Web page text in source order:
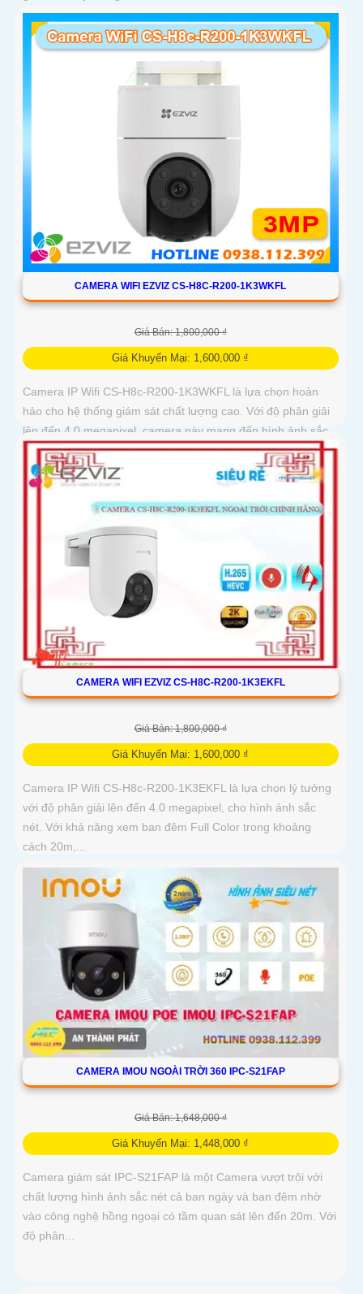
CAMERA WIFI EZVIZ CS-H8C-R200-1K3WKFL
Giá Bán: 1,800,000 ₫
Giá Khuyến Mại: 1,600,000 ₫
Camera IP Wifi CS-H8c-R200-1K3WKFL là lựa chọn hoàn
hảo cho hệ thống giám sát chất lượng cao. Với độ phân giải
lên đến 4.0 megapixel, camera này mang đến hình ảnh sắc
nét
CAMERA WIFI EZVIZ CS-H8C-R200-1K3EKFL
Giá Bán: 1,800,000 ₫
Giá Khuyến Mại: 1,600,000 ₫
Camera IP Wifi CS-H8c-R200-1K3EKFL là lựa chọn lý tưởng
với độ phân giải lên đến 4.0 megapixel, cho hình ảnh sắc
nét. Với khả năng xem ban đêm Full Color trong khoảng
cách 20m,...
CAMERA IMOU NGOÀI TRỜI 360 IPC-S21FAP
Giá Bán: 1,648,000 ₫
Giá Khuyến Mại: 1,448,000 ₫
Camera giám sát IPC-S21FAP là một Camera vượt trội với
chất lượng hình ảnh sắc nét cả ban ngày và ban đêm nhờ
vào công nghệ hồng ngoại có tầm quan sát lên đến 20m. Với
độ phân...